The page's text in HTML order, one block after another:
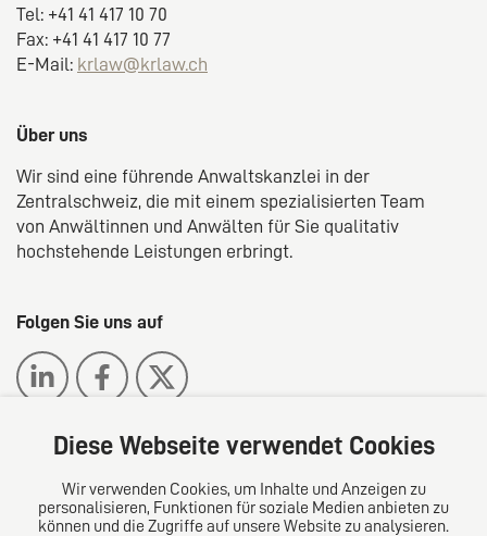
Tel: +41 41 417 10 70
Fax: +41 41 417 10 77
E-Mail: krlaw@krlaw.ch
Über uns
Wir sind eine führende Anwaltskanzlei in der
Zentralschweiz, die mit einem spezialisierten Team
von Anwältinnen und Anwälten für Sie qualitativ
hochstehende Leistungen erbringt.
Folgen Sie uns auf
Das europäische Kanzlei-Netzwerk
Diese Webseite verwendet Cookies
Wir verwenden Cookies, um Inhalte und Anzeigen zu
personalisieren, Funktionen für soziale Medien anbieten zu
können und die Zugriffe auf unsere Website zu analysieren.